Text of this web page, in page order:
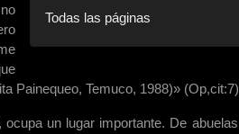
Todas las páginas
Painequeo, Temuco, 1988)» (Op,cit:7)
un lugar importante. De